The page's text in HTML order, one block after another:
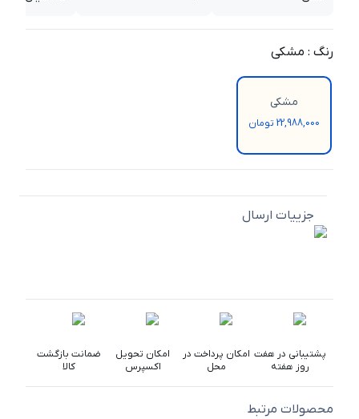
رنگ : مشکی
مشکی
22,988,000 تومان
جزییات ارسال
پشتیبانی در هفت
روز هفته
امکان پرداخت در
محل
امکان تحویل
اکسپرس
ضمانت بازگشت
کالا
محصولات مرتبط